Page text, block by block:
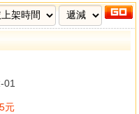
01
元